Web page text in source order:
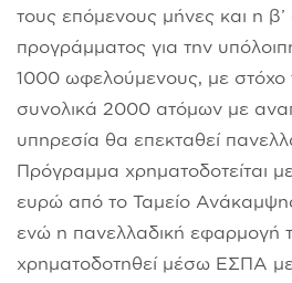
τους επόμενους μήνες και η
προγράμματος για την
1000 ωφελούμενους, με στόχο
συνολικά 2000 ατόμων με
υπηρεσία θα επεκταθεί
Πρόγραμμα χρηματοδοτείται
ευρώ από το Ταμείο
ενώ η πανελλαδική εφαρμογή
χρηματοδοτηθεί μέσω ΕΣΠΑ